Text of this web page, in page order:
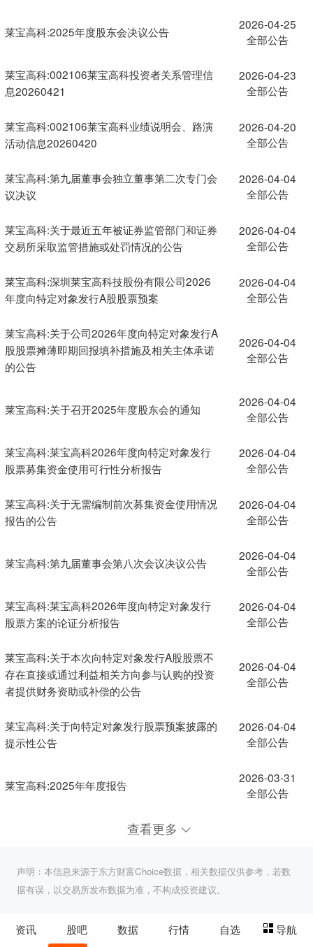
莱宝高科:2025年度股东会决议公告
2026-04-25
全部公告
莱宝高科:002106莱宝高科投资者关系管理信
息20260421
2026-04-23
全部公告
莱宝高科:002106莱宝高科业绩说明会、路演
活动信息20260420
2026-04-20
全部公告
莱宝高科:第九届董事会独立董事第二次专门会
议决议
2026-04-04
全部公告
莱宝高科:关于最近五年被证券监管部门和证券
交易所采取监管措施或处罚情况的公告
2026-04-04
全部公告
莱宝高科:深圳莱宝高科技股份有限公司2026
年度向特定对象发行A股股票预案
2026-04-04
全部公告
莱宝高科:关于公司2026年度向特定对象发行A
股股票摊薄即期回报填补措施及相关主体承诺
的公告
2026-04-04
全部公告
莱宝高科:关于召开2025年度股东会的通知
2026-04-04
全部公告
莱宝高科:莱宝高科2026年度向特定对象发行
股票募集资金使用可行性分析报告
2026-04-04
全部公告
莱宝高科:关于无需编制前次募集资金使用情况
报告的公告
2026-04-04
全部公告
莱宝高科:第九届董事会第八次会议决议公告
2026-04-04
全部公告
莱宝高科:莱宝高科2026年度向特定对象发行
股票方案的论证分析报告
2026-04-04
全部公告
莱宝高科:关于本次向特定对象发行A股股票不
存在直接或通过利益相关方向参与认购的投资
者提供财务资助或补偿的公告
2026-04-04
全部公告
莱宝高科:关于向特定对象发行股票预案披露的
提示性公告
2026-04-04
全部公告
莱宝高科:2025年年度报告
2026-03-31
全部公告
查看更多
声明：本信息来源于东方财富Choice数据，相关数据仅供参考，若数
据有误，以交易所发布数据为准，不构成投资建议。
资讯 股吧 数据 行情 自选
导航